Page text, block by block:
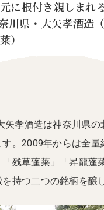
に根付き親しまれ
川県・大矢孝酒造
）
矢孝酒造は神奈川県の
。2009年からは全量
「残草蓬莱」「昇龍蓬
持つ二つの銘柄を醸